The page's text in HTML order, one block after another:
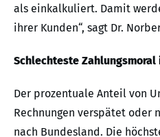
als einkalkuliert. Damit
ihrer Kunden“, sagt Dr.
Schlechteste Zahlungsmoral
Der prozentuale Anteil von
Rechnungen verspätet oder
nach Bundesland. Die